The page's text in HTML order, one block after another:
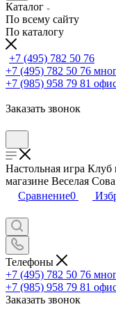
Каталог
По всему сайту
По каталогу
+7 (495) 782 50 76
+7 (495) 782 50 76
+7 (985) 958 79 81
Заказать звонок
Настольная игра
магазине Веселая Сова
Сравнение0
Телефоны
+7 (495) 782 50 76
+7 (985) 958 79 81
Заказать звонок